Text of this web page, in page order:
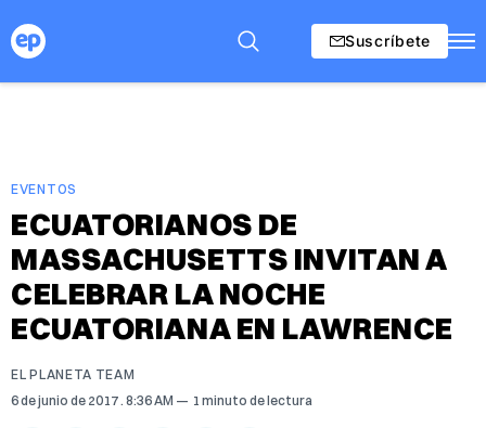
Suscríbete
EVENTOS
ECUATORIANOS DE
MASSACHUSETTS INVITAN A
CELEBRAR LA NOCHE
ECUATORIANA EN LAWRENCE
EL PLANETA TEAM
6 de junio de 2017 . 8:36 AM 1 minuto de lectura